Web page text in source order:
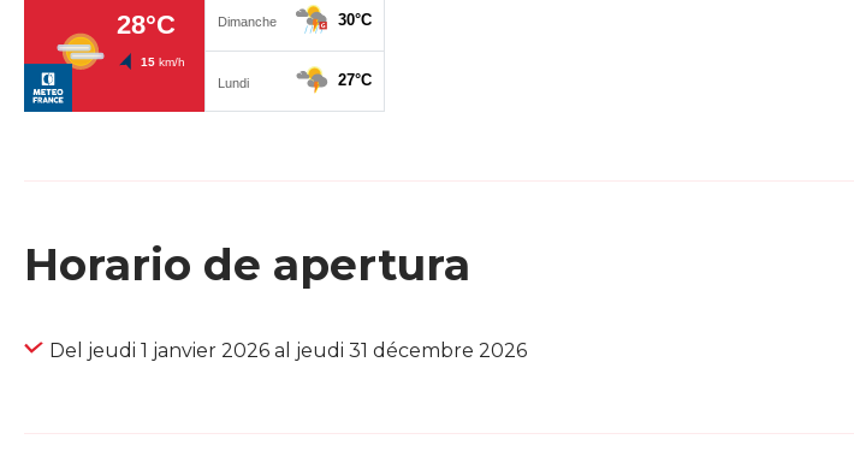
Horario de apertura
Del jeudi 1 janvier 2026 al jeudi 31 décembre 2026